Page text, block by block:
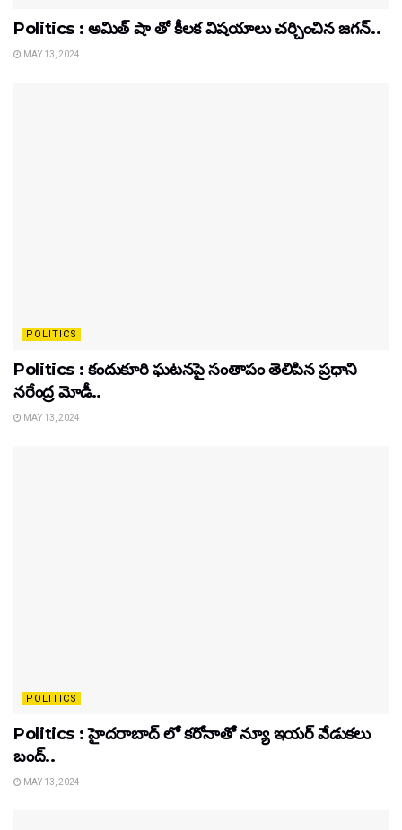
Politics : అమిత్ షా తో కీలక విషయాలు చర్చించిన జగన్..
MAY 13, 2024
POLITICS
Politics : కందుకూరి ఘటనపై సంతాపం తెలిపిన ప్రధాని
నరేంద్ర మోడీ..
MAY 13, 2024
POLITICS
Politics : హైదరాబాద్ లో కరోనాతో న్యూ ఇయర్ వేడుకలు
బంద్..
MAY 13, 2024